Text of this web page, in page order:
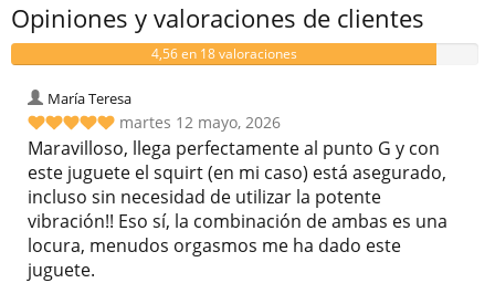
Opiniones y valoraciones de clientes
4,56 en 18 valoraciones
María Teresa
martes 12 mayo, 2026
Maravilloso, llega perfectamente al punto G y con
este juguete el squirt (en mi caso) está asegurado,
incluso sin necesidad de utilizar la potente
vibración!! Eso sí, la combinación de ambas es una
locura, menudos orgasmos me ha dado este
juguete.